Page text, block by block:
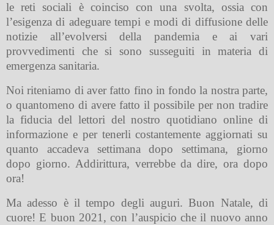
le reti sociali è coinciso con una svolta, ossia con
l’esigenza di adeguare tempi e modi di diffusione delle
notizie all’evolversi della pandemia e ai vari
provvedimenti che si sono susseguiti in materia di
emergenza sanitaria.
Noi riteniamo di aver fatto fino in fondo la nostra parte,
o quantomeno di avere fatto il possibile per non tradire
la fiducia del lettori del nostro quotidiano online di
informazione e per tenerli costantemente aggiornati su
quanto accadeva settimana dopo settimana, giorno
dopo giorno. Addirittura, verrebbe da dire, ora dopo
ora!
Ma adesso è il tempo degli auguri. Buon Natale, di
cuore! E buon 2021, con l’auspicio che il nuovo anno